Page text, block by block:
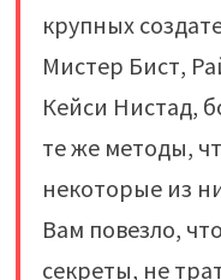
крупных
Мистер Бист,
Кейси Нистад,
те же методы,
некоторые из
Вам повезло,
секреты, не